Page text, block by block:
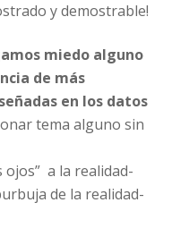
y demostrable!
miedo alguno
de más
en los datos
tema alguno sin
a la realidad-
de la realidad-